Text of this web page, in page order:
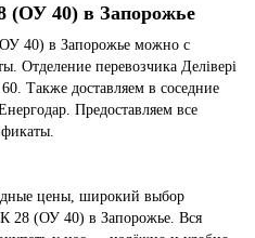
(ОУ 40) в Запорожье
40) в Запорожье можно с
Отделение перевозчика Делівері
Также доставляем в соседние
Предоставляем все
цены, широкий выбор
28 (ОУ 40) в Запорожье. Вся